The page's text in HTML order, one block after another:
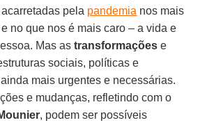
acarretadas pela pandemia nos mais
no que nos é mais caro – a vida e
Mas astransformações e
sociais, políticas e
mais urgentes e necessárias.
e mudanças, refletindo com o
, podem ser possíveis